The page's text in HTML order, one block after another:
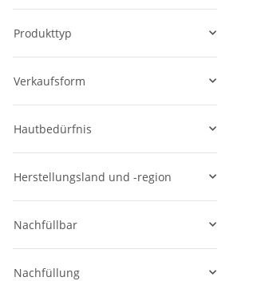
Produkttyp
Verkaufsform
Hautbedürfnis
Herstellungsland und -region
Nachfüllbar
Nachfüllung